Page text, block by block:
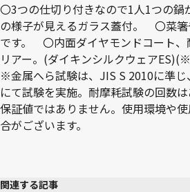
〇3つの仕切り付きなので1人1つの
の様子が見えるガラス蓋付。 〇菜箸
です。 〇内面ダイヤモンドコート、
リアー。(ダイキンシルクウェア
※金属へら試験は、JIS S 2010に準
にて試験を実施。耐摩耗試験の回数は
保証値ではありません。使用環境や
合がございます。
関連する記事